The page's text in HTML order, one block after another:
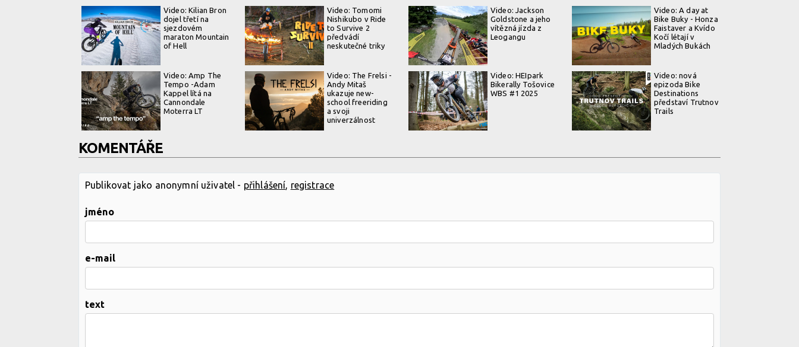
Video: Kilian Bron
dojel třetí na
sjezdovém
maraton Mountain
of Hell
Video: Tomomi
Nishikubo v Ride
to Survive 2
předvádí
neskutečné triky
Video: Jackson
Goldstone a jeho
vítězná jízda z
Leogangu
Video: A day at
Bike Buky - Honza
Faistaver a Kvído
Kočí létají v
Mladých Bukách
Video: Amp The
Tempo -Adam
Kappel lítá na
Cannondale
Moterra LT
Video: The Frelsi -
Andy Mitaš
ukazuje new-
school freeriding
a svoji
univerzálnost
Video: HEIpark
Bikerally Tošovice
WBS #1 2025
Video: nová
epizoda Bike
Destinations
představí Trutnov
Trails
KOMENTÁŘE
Publikovat jako anonymní uživatel - přihlášení registrace
jméno
e-mail
text